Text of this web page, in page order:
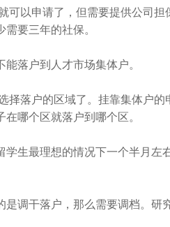
以申请了，但需要提供公司担
要三年的社保。
落户到人才市场集体户。
落户的区域了。挂靠集体户的
哪个区就落户到哪个区。
最理想的情况下一个半月左
干落户，那么需要调档。研